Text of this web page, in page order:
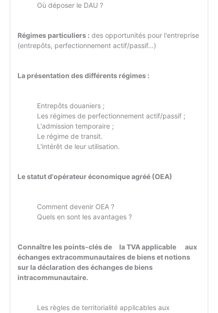
Où déposer le DAU ?
Régimes particuliers : des opportunités pour l'entreprise
(entrepôts, perfectionnement actif/passif…)
La présentation des différents régimes :
Entrepôts douaniers ;
Les régimes de perfectionnement actif/passif ;
L'admission temporaire ;
Le régime de transit.
L'intérêt de leur utilisation.
Le statut d'opérateur économique agréé (OEA)
Comment devenir OEA ?
Quels en sont les avantages ?
Connaître les points-clés de la TVA applicable aux
échanges extracommunautaires de biens et notions
sur la déclaration des échanges de biens
intracommunautaire.
Les règles de territorialité applicables aux